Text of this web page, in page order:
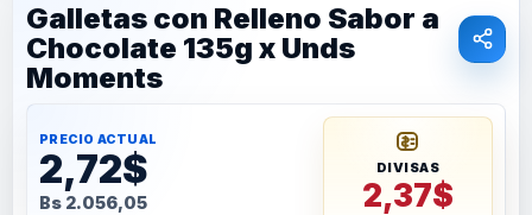
Galletas con Relleno Sabor a
Chocolate 135g x Unds
Moments
PRECIO ACTUAL
2,72$
Bs 2.056,05
DIVISAS
2,37$